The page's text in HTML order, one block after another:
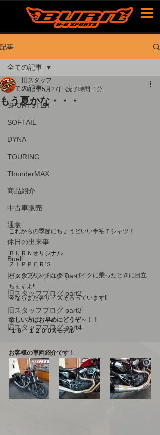
記事
全ての記事
SPORTSTER
SOFTAIL
DYNA
TOURING
ThunderMAX
商品紹介
中古車販売
通販
休日の出来事
Buell
旧スタッフブログ part1
旧スタッフブログ part2
旧スタッフブログ part3
旧スタッフブログ part4
全ての記事
もう夏かな・・・
旧スタッフ
2016年5月27日 読了時間: 1分
これからの季節にちょうどいい半袖Ｔシャツ！
ＢＵＲＮオリジナル
ＺＩＰＰＥＲ'Ｓ
バックプリントなので、バイクに乗ったときに目立
ちますよ‼
今ならまだ各サイズそろっています‼
欲しい方はお早めにどうぞ～！！
'１６　１２００Xモデル
お客様の車両紹介です！